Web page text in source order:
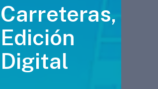
Carreteras,
Edición
Digital